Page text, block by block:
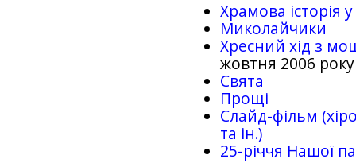
Храмова історія
Миколайчики
Хресний хід з
жовтня 2006 року
Свята
Прощі
Слайд-фільм
та ін.)
25-рiччя Нашої